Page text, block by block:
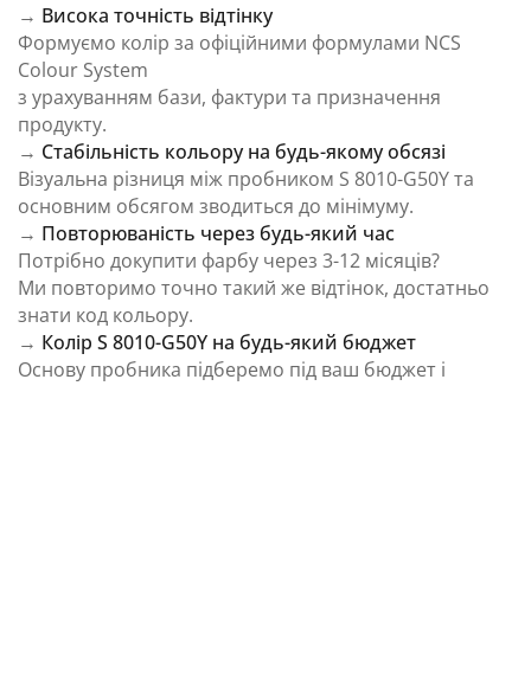
→ Висока точність відтінку
Формуємо колір за офіційними формулами NCS
Colour System
з урахуванням бази, фактури та призначення
продукту.
→ Стабільність кольору на будь-якому обсязі
Візуальна різниця між пробником S 8010-G50Y та
основним обсягом зводиться до мінімуму.
→ Повторюваність через будь-який час
Потрібно докупити фарбу через 3-12 місяців?
Ми повторимо точно такий же відтінок, достатньо
знати код кольору.
→ Колір S 8010-G50Y на будь-який бюджет
Основу пробника підберемо під ваш бюджет і